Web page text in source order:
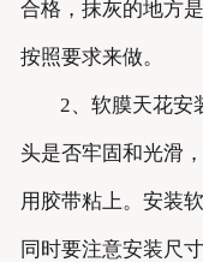
合格，抹灰的地方
按照要求来做。
2、软膜天花安
头是否牢固和光滑
用胶带粘上。安装
同时要注意安装尺